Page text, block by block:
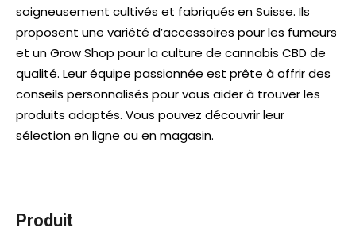
soigneusement cultivés et fabriqués en Suisse. Ils
proposent une variété d’accessoires pour les fumeurs
et un Grow Shop pour la culture de cannabis CBD de
qualité. Leur équipe passionnée est prête à offrir des
conseils personnalisés pour vous aider à trouver les
produits adaptés. Vous pouvez découvrir leur
sélection en ligne ou en magasin.
Produit